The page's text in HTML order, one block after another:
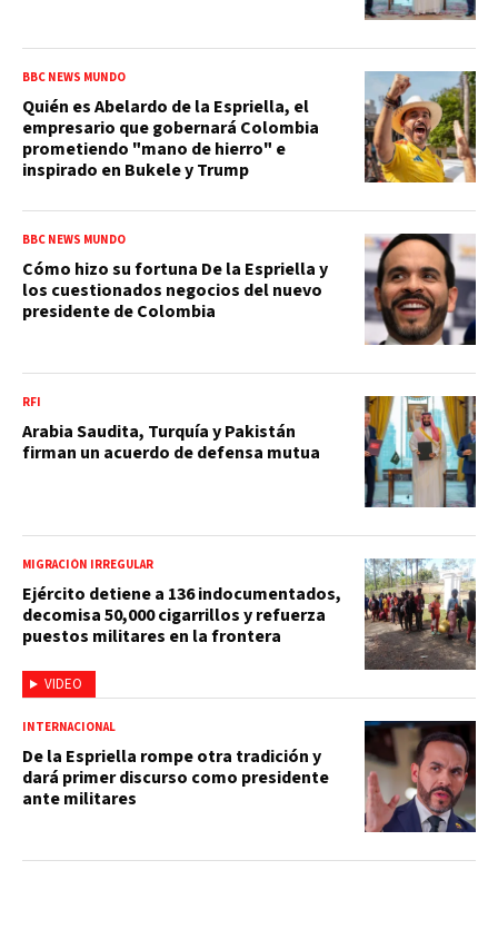
BBC NEWS MUNDO
Quién es Abelardo de la Espriella, el
empresario que gobernará Colombia
prometiendo "mano de hierro" e
inspirado en Bukele y Trump
BBC NEWS MUNDO
Cómo hizo su fortuna De la Espriella y
los cuestionados negocios del nuevo
presidente de Colombia
RFI
Arabia Saudita, Turquía y Pakistán
firman un acuerdo de defensa mutua
VIDEO
MIGRACIÓN IRREGULAR
Ejército detiene a 136 indocumentados,
decomisa 50,000 cigarrillos y refuerza
puestos militares en la frontera
INTERNACIONAL
De la Espriella rompe otra tradición y
dará primer discurso como presidente
ante militares